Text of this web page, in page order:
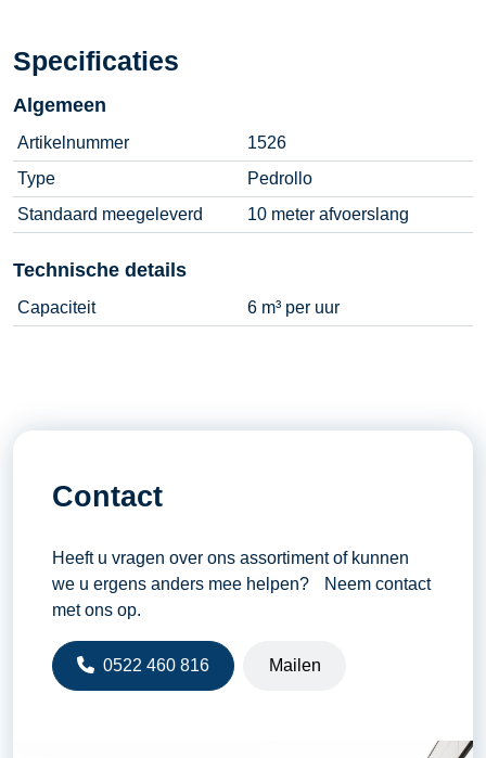
Specificaties
Algemeen
Artikelnummer
1526
Type
Pedrollo
Standaard meegeleverd
10 meter afvoerslang
Technische details
Capaciteit 6 m³ per uur
Contact
Heeft u vragen over ons assortiment of kunnen
we u ergens anders mee helpen? Neem contact
met ons op.
0522 460 816 Mailen